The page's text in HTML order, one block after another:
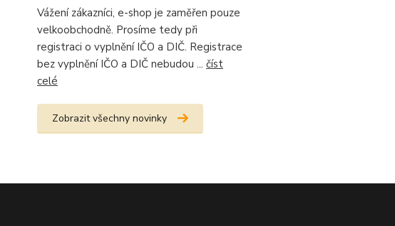
Vážení zákazníci, e-shop je zaměřen pouze
velkoobchodně. Prosíme tedy při
registraci o vyplnění IČO a DIČ. Registrace
bez vyplnění IČO a DIČ nebudou ... číst
celé
Zobrazit všechny novinky